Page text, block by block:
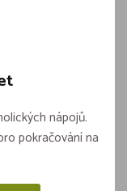
nápojů.
pokračování na